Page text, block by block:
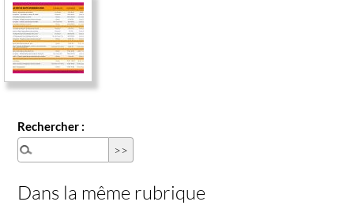
Rechercher :
Dans la même rubrique